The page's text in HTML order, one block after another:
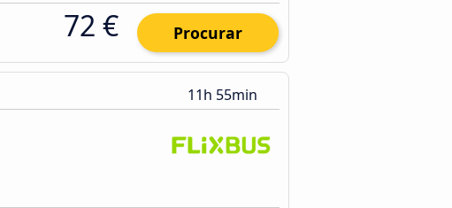
72 € Procurar
11h 55min